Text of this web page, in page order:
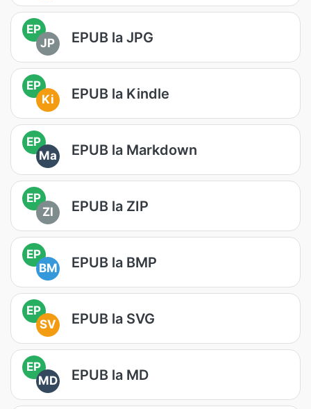
EP
JP
EPUB la JPG
EP
Ki
EPUB la Kindle
EP
Ma
EPUB la Markdown
EP
ZI
EPUB la ZIP
EP
BM
EPUB la BMP
EP
SV
EPUB la SVG
EP
MD
EPUB la MD